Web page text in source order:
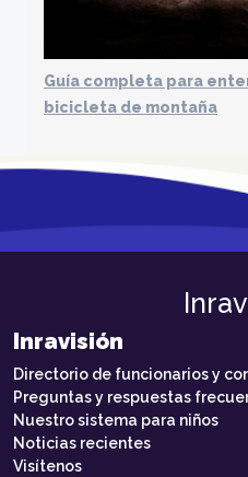
Guía completa para
bicicleta de montaña
Inravisión
Directorio de funcionarios y
Preguntas y respuestas
Nuestro sistema para niños
Noticias recientes
Visítenos